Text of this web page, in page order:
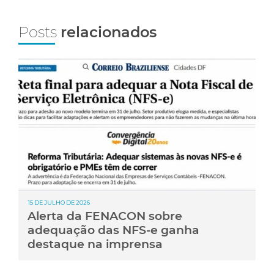
Posts relacionados
15 DE JULHO DE 2026
Alerta da FENACON sobre
adequação das NFS-e ganha
destaque na imprensa